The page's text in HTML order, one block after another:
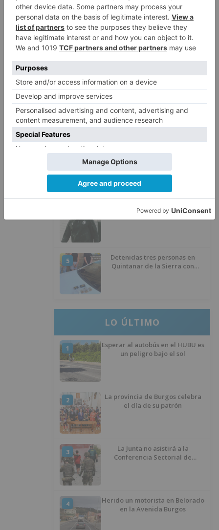
LO + VISTO
1
Detienen a un joven de 27 años
2
Calor y posibles tormentas en
Burgos durante el eclipse del 12
de agosto
Santiago Lencina, nuevo
refuerzo del Burgos CF para la
temporada 2026/27
Lizancos ha sido operado con
5
Detenidas tres personas en
Quintanar de la Sierra con
LO ÚLTIMO
1
Esperar al autobús en el HUBU es
un peligro bajo el sol
2
La provincia de Burgos celebra
el día de su patrón
3
La Junta no asistirá a la
Conferencia Sectorial de
4
Herido un motorista en Belorado
en la Avenida Burgos